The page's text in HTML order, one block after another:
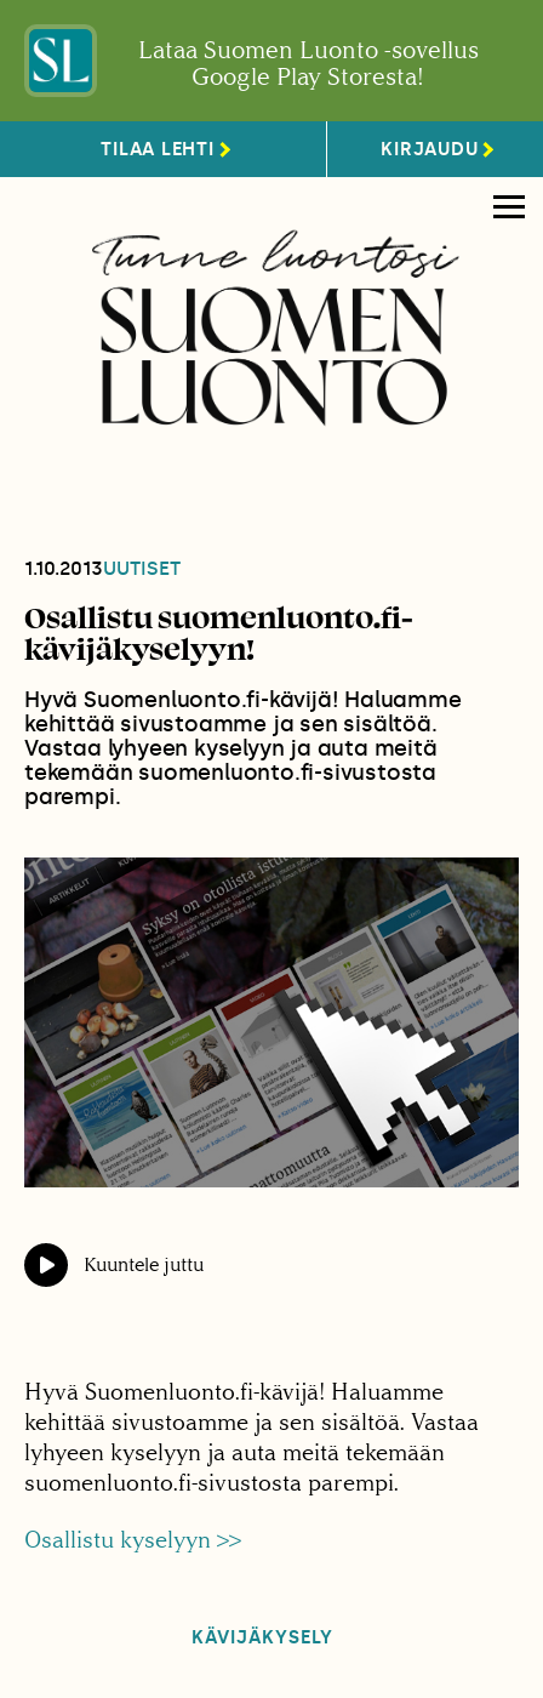
Lataa Suomen Luonto -sovellus
Google Play Storesta!
TILAA LEHTI KIRJAUDU
1.10.2013UUTISET
Osallistu suomenluonto.fi-
kävijäkyselyyn!
Hyvä Suomenluonto.fi-kävijä! Haluamme
kehittää sivustoamme ja sen sisältöä.
Vastaa lyhyeen kyselyyn ja auta meitä
tekemään suomenluonto.fi-sivustosta
parempi.
Kuuntele juttu
Hyvä Suomenluonto.fi-kävijä! Haluamme
kehittää sivustoamme ja sen sisältöä. Vastaa
lyhyeen kyselyyn ja auta meitä tekemään
suomenluonto.fi-sivustosta parempi.
Osallistu kyselyyn >>
KÄVIJÄKYSELY